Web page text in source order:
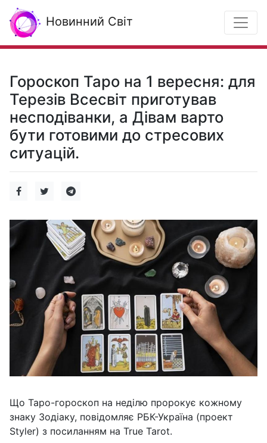
Новинний Світ
Гороскоп Таро на 1 вересня: для
Терезів Всесвіт приготував
несподіванки, а Дівам варто
бути готовими до стресових
ситуацій.
Що Таро-гороскоп на неділю пророкує кожному
знаку Зодіаку, повідомляє РБК-Україна (проект
Styler) з посиланням на True Tarot.